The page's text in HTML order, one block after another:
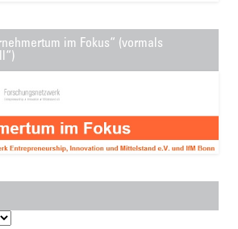
im Fokus“ (vormals